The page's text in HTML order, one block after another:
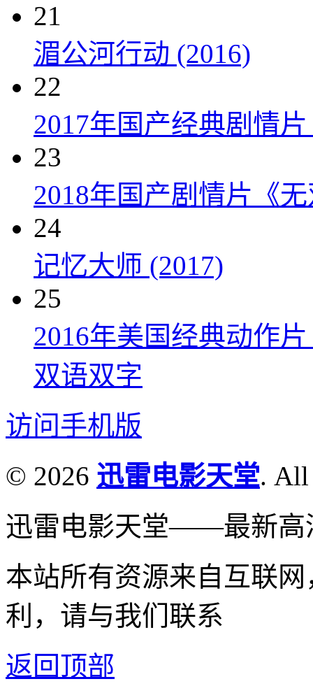
21
湄公河行动 (2016)
22
2017年国产经典剧情
23
2018年国产剧情片《
24
记忆大师 (2017)
25
2016年美国经典动作
双语双字
访问手机版
© 2026 迅雷电影天堂. All
迅雷电影天堂——最新高
本站所有资源来自互联
利，请与我们联系
返回顶部